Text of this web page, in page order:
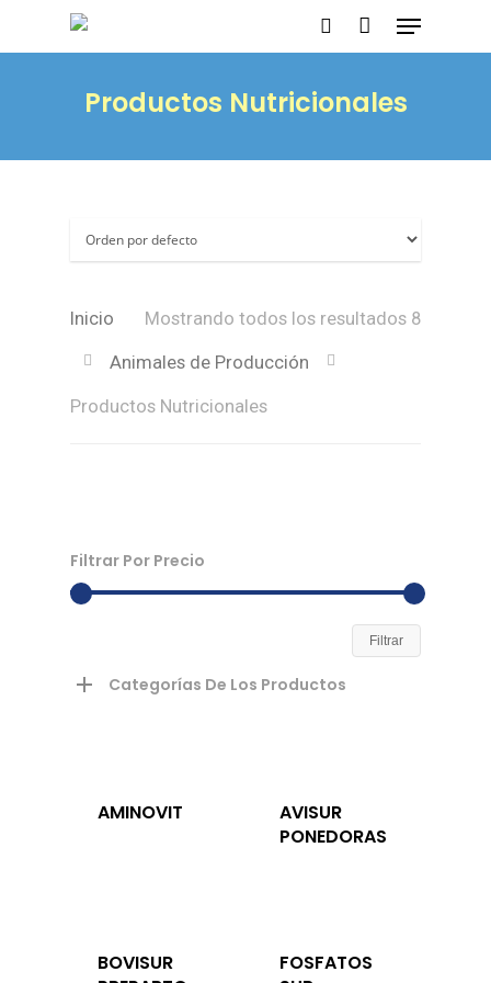
Productos Nutricionales
Mostrando todos los resultados 8
Inicio
Animales de Producción
Productos Nutricionales
Filtrar Por Precio
Filtrar
Categorías De Los Productos
AMINOVIT
AVISUR
PONEDORAS
BOVISUR
FOSFATOS